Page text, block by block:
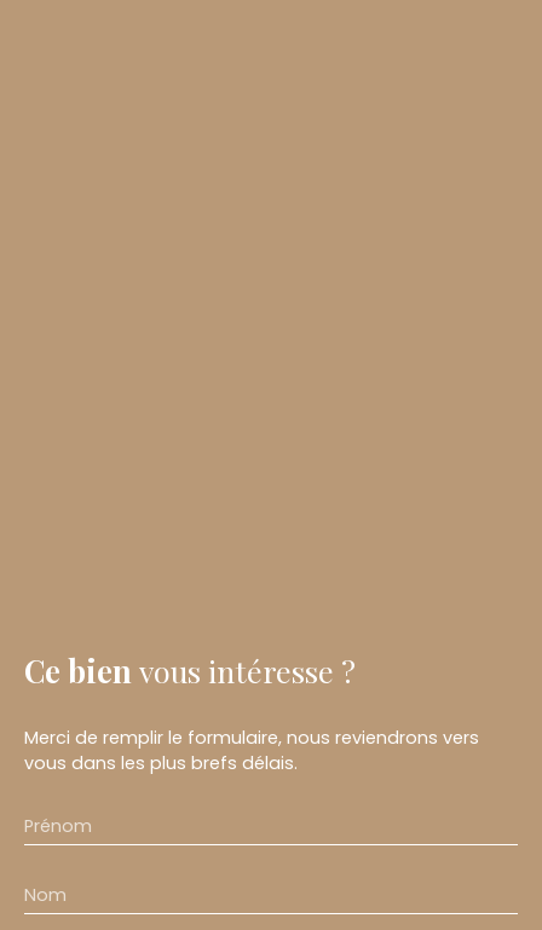
Ce bien vous intéresse ?
Merci de remplir le formulaire, nous reviendrons vers
vous dans les plus brefs délais.
Prénom
Nom